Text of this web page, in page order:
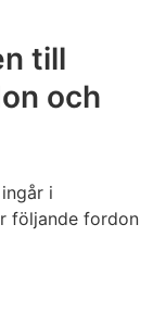
till
och
i
följande fordon